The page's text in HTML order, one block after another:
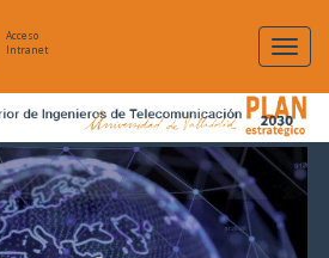
Acceso
Intranet